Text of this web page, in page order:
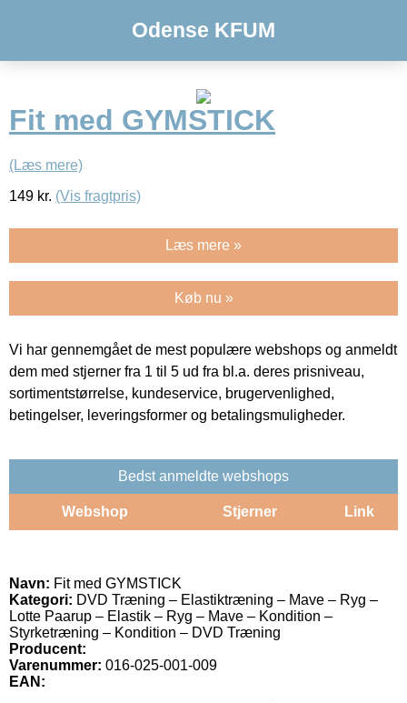
Odense KFUM
Fit med GYMSTICK
(Læs mere)
149 kr. (Vis fragtpris)
Læs mere »
Køb nu »
Vi har gennemgået de mest populære webshops og anmeldt
dem med stjerner fra 1 til 5 ud fra bl.a. deres prisniveau,
sortimentstørrelse, kundeservice, brugervenlighed,
betingelser, leveringsformer og betalingsmuligheder.
Bedst anmeldte webshops
Webshop Stjerner Link
Navn: Fit med GYMSTICK
Kategori: DVD Træning – Elastiktræning – Mave – Ryg –
Lotte Paarup – Elastik – Ryg – Mave – Kondition –
Styrketræning – Kondition – DVD Træning
Producent:
Varenummer: 016-025-001-009
EAN: